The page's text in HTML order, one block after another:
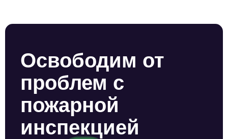
Освободим от
проблем с
пожарной
инспекцией